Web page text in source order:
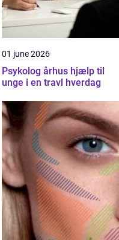
01 june 2026
Psykolog århus hjælp til
unge i en travl hverdag